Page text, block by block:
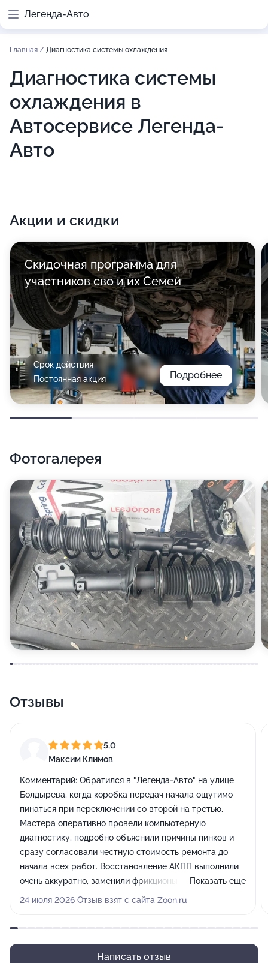
Легенда-Авто
Главная / Диагностика системы охлаждения
Диагностика системы
охлаждения в
Автосервисе Легенда-
Авто
Акции и скидки
Скидочная программа для
участников сво и их Семей
Срок действия
Постоянная акция
Подробнее
Фотогалерея
Отзывы
5,0
Максим Климов
Комментарий: Обратился в "Легенда-Авто" на улице
Болдырева, когда коробка передач начала ощутимо
пинаться при переключении со второй на третью.
Мастера оперативно провели компьютерную
диагностику, подробно объяснили причины пинков и
сразу согласовали честную стоимость ремонта до
начала всех работ. Восстановление АКПП выполнили
очень аккуратно, заменили фрикционы и гидроблок,
заправили свежее масло. Порадовало, что машину
Однозначно рекомендую данный сервис!
Показать ещё
24 июля 2026 Отзыв взят с сайта Zoon.ru
Написать отзыв